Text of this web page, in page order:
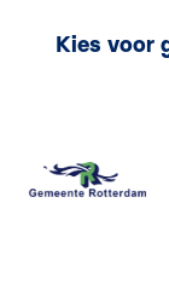
Kies voor